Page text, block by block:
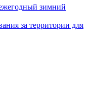
зимний
за территории для